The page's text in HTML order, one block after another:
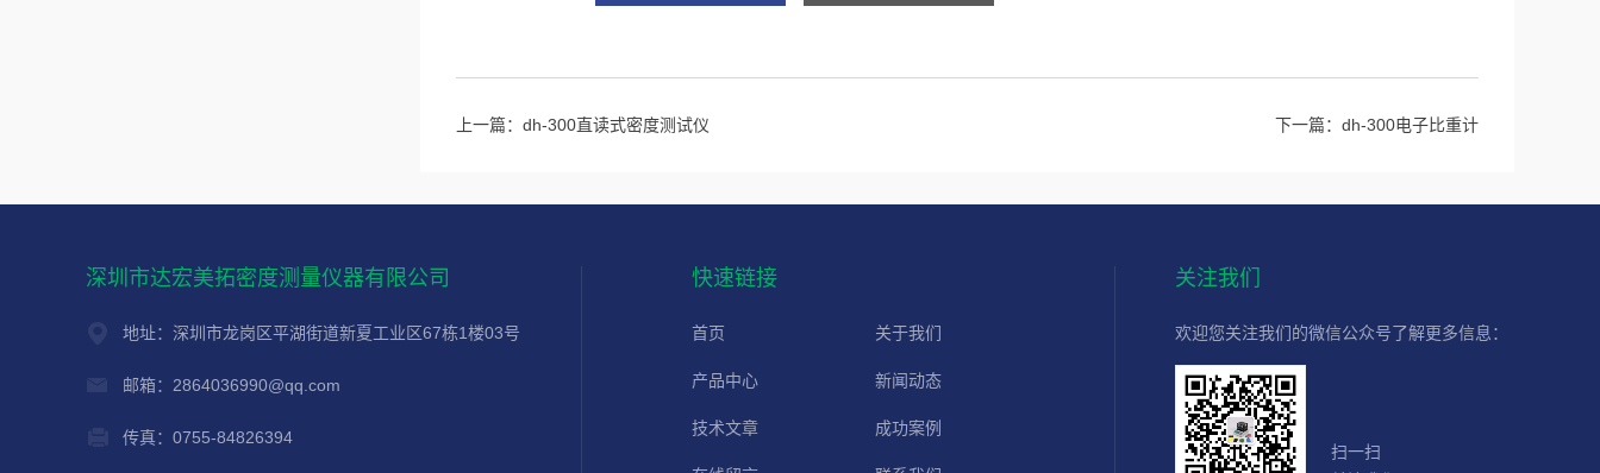
上一篇： dh-300直读式密度测试仪 下一篇： dh-300电子比重计
深圳市达宏美拓密度测量仪器有限公司
地址：深圳市龙岗区平湖街道新夏工业区67栋1楼03号
邮箱：2864036990@qq.com
传真：0755-84826394
快速链接
首页 关于我们
产品中心 新闻动态
技术文章 成功案例
关注我们
欢迎您关注我们的微信公众号了解更多信息：
扫一扫